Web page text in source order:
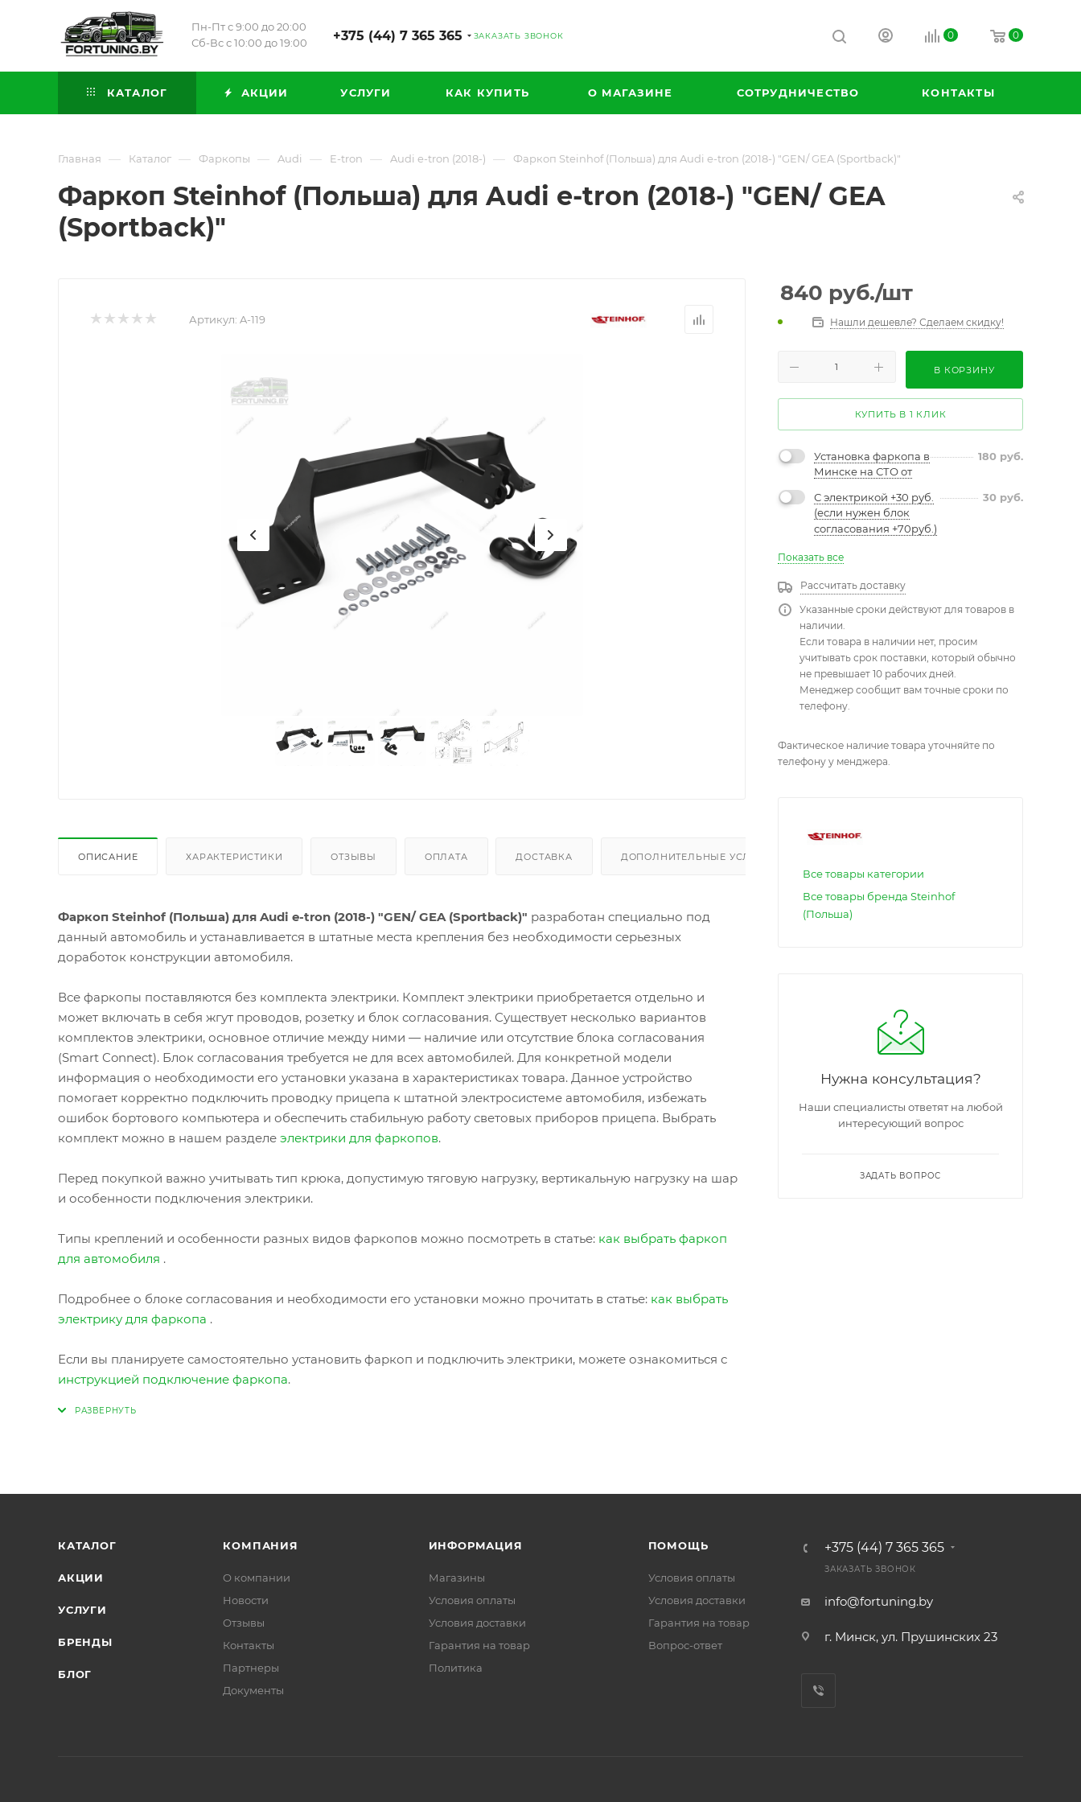
Пн-Пт с 9:00 до 20:00
Сб-Вс с 10:00 до 19:00
+375 (44) 7 365 365 ЗАКАЗАТЬ ЗВОНОК 0 0
КАТАЛОГ АКЦИИ УСЛУГИ КАК КУПИТЬ О МАГАЗИНЕ СОТРУДНИЧЕСТВО КОНТАКТЫ
Главная — Каталог — Фаркопы — Audi — E-tron — Audi e-tron (2018-) — Фаркоп Steinhof (Польша) для Audi e-tron (2018-) "GEN/ GEA (Sportback)"
Фаркоп Steinhof (Польша) для Audi e-tron (2018-) "GEN/ GEA
(Sportback)"
Артикул: A-119
ОПИСАНИЕ ХАРАКТЕРИСТИКИ ОТЗЫВЫ ОПЛАТА ДОСТАВКА ДОПОЛНИТЕЛЬНЫЕ УСЛУГИ
Фаркоп Steinhof (Польша) для Audi e-tron (2018-) "GEN/ GEA (Sportback)" разработан специально под
данный автомобиль и устанавливается в штатные места крепления без необходимости серьезных
доработок конструкции автомобиля.
Все фаркопы поставляются без комплекта электрики. Комплект электрики приобретается отдельно и
может включать в себя жгут проводов, розетку и блок согласования. Существует несколько вариантов
комплектов электрики, основное отличие между ними — наличие или отсутствие блока согласования
(Smart Connect). Блок согласования требуется не для всех автомобилей. Для конкретной модели
информация о необходимости его установки указана в характеристиках товара. Данное устройство
помогает корректно подключить проводку прицепа к штатной электросистеме автомобиля, избежать
ошибок бортового компьютера и обеспечить стабильную работу световых приборов прицепа. Выбрать
комплект можно в нашем разделе электрики для фаркопов.
Перед покупкой важно учитывать тип крюка, допустимую тяговую нагрузку, вертикальную нагрузку на шар
и особенности подключения электрики.
Типы креплений и особенности разных видов фаркопов можно посмотреть в статье: как выбрать фаркоп
для автомобиля .
Подробнее о блоке согласования и необходимости его установки можно прочитать в статье: как выбрать
электрику для фаркопа .
Если вы планируете самостоятельно установить фаркоп и подключить электрики, можете ознакомиться с
инструкцией подключение фаркопа.
840 руб./шт
Нашли дешевле? Сделаем скидку!
В КОРЗИНУ
КУПИТЬ В 1 КЛИК
Установка фаркопа в
Минске на СТО от
180 руб.
С электрикой +30 руб.
(если нужен блок
согласования +70руб.)
30 руб.
Показать все
Рассчитать доставку
Указанные сроки действуют для товаров в
наличии.
Если товара в наличии нет, просим
учитывать срок поставки, который обычно
не превышает 10 рабочих дней.
Менеджер сообщит вам точные сроки по
телефону.
Фактическое наличие товара уточняйте по
телефону у менджера.
Все товары категории
Все товары бренда Steinhof
(Польша)
Нужна консультация?
Наши специалисты ответят на любой
интересующий вопрос
ЗАДАТЬ ВОПРОС
КАТАЛОГ
АКЦИИ
УСЛУГИ
БРЕНДЫ
БЛОГ
КОМПАНИЯ
О компании
Новости
Отзывы
Контакты
Партнеры
Документы
ИНФОРМАЦИЯ
Магазины
Условия оплаты
Условия доставки
Гарантия на товар
Политика
ПОМОЩЬ
Условия оплаты
Условия доставки
Гарантия на товар
Вопрос-ответ
+375 (44) 7 365 365
ЗАКАЗАТЬ ЗВОНОК
info@fortuning.by
г. Минск, ул. Прушинских 23